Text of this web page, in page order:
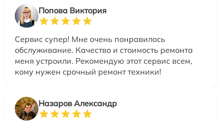
Попова Виктория
Сервис супер! Мне очень понравилось
обслуживание. Качество и стоимость ремонта
меня устроили. Рекомендую этот сервис всем,
кому нужен срочный ремонт техники!
Назаров Александр